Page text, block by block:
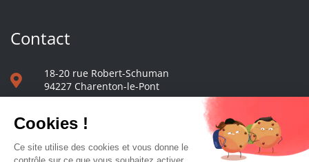
Contact
18-20 rue Robert-Schuman
94227 Charenton-le-Pont